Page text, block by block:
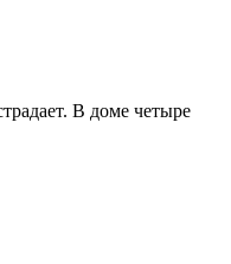
В доме четыре